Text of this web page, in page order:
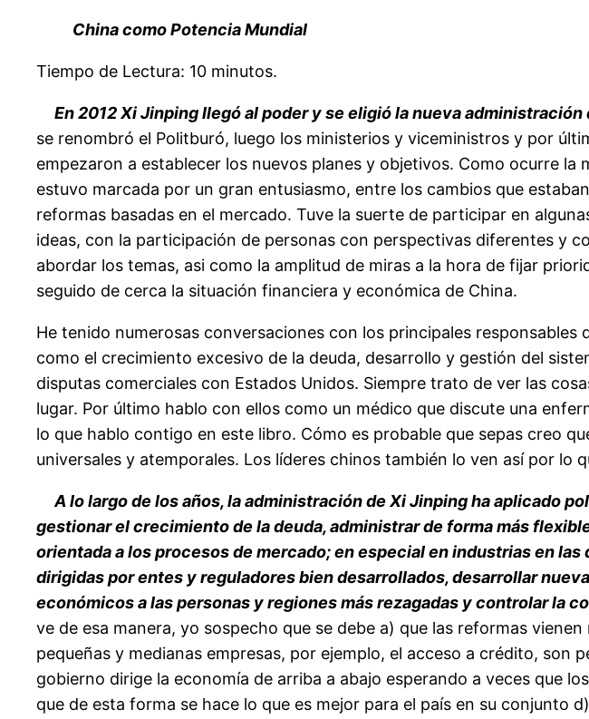
China como Potencia Mundial
Tiempo de Lectura: 10 minutos.
En 2012 Xi Jinping llegó al poder y se eligió la nueva
se renombró el Politburó, luego los ministerios y viceministros y por
empezaron a establecer los nuevos planes y objetivos. Como ocurre
estuvo marcada por un gran entusiasmo, entre los cambios que
reformas basadas en el mercado. Tuve la suerte de participar en
ideas, con la participación de personas con perspectivas diferentes y
abordar los temas, asi como la amplitud de miras a la hora de fijar
seguido de cerca la situación financiera y económica de China.
He tenido numerosas conversaciones con los principales
como el crecimiento excesivo de la deuda, desarrollo y gestión del
disputas comerciales con Estados Unidos. Siempre trato de ver las
lugar. Por último hablo con ellos como un médico que discute una
lo que hablo contigo en este libro. Cómo es probable que sepas creo
universales y atemporales. Los líderes chinos también lo ven así por lo
A lo largo de los años, la administración de Xi Jinping ha aplicado
gestionar el crecimiento de la deuda, administrar de forma más
orientada a los procesos de mercado; en especial en industrias en
dirigidas por entes y reguladores bien desarrollados, desarrollar
económicos a las personas y regiones más rezagadas y controlar la
ve de esa manera, yo sospecho que se debe a) que las reformas
pequeñas y medianas empresas, por ejemplo, el acceso a crédito, son
gobierno dirige la economía de arriba a abajo esperando a veces que
que de esta forma se hace lo que es mejor para el país en su conjunto